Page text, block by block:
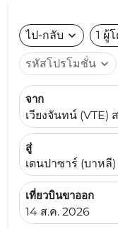
ไป-กลับ expand_more 1 ผู้
รหัสโปรโมชั่น expand_more
จาก
เวียงจันทน์ (VTE)
สู่
เดนปาซาร์ (บาหลี
เที่ยวบินขาออก
fc-booking-
14 ส.ค. 2026